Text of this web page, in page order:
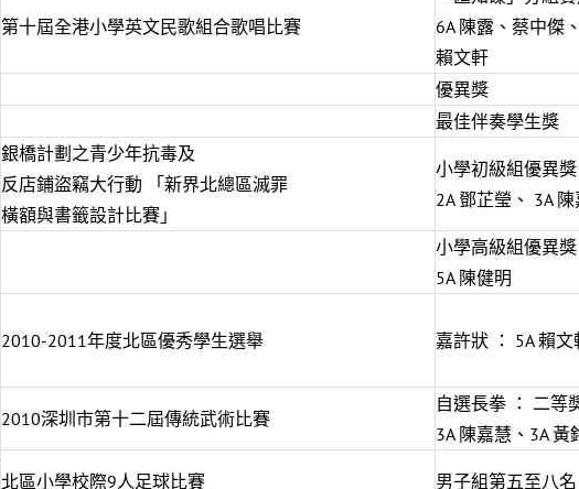
第十屆全港小學英文民歌組合歌唱比賽
6A 陳露、蔡中傑
賴文軒
優異獎
最佳伴奏學生獎
銀橋計劃之青少年抗毒及
反店鋪盜竊大行動 「新界北總區滅罪
橫額與書籤設計比賽」
小學初級組優異獎
2A 鄧芷瑩、 3A
小學高級組優異獎
5A 陳健明
2010-2011年度北區優秀學生選舉 嘉許狀 ： 5A 賴
2010深圳市第十二屆傳統武術比賽
自選長拳 ： 二等
3A 陳嘉慧、3A 黃
北區小學校際9人足球比賽 男子組第五至八名